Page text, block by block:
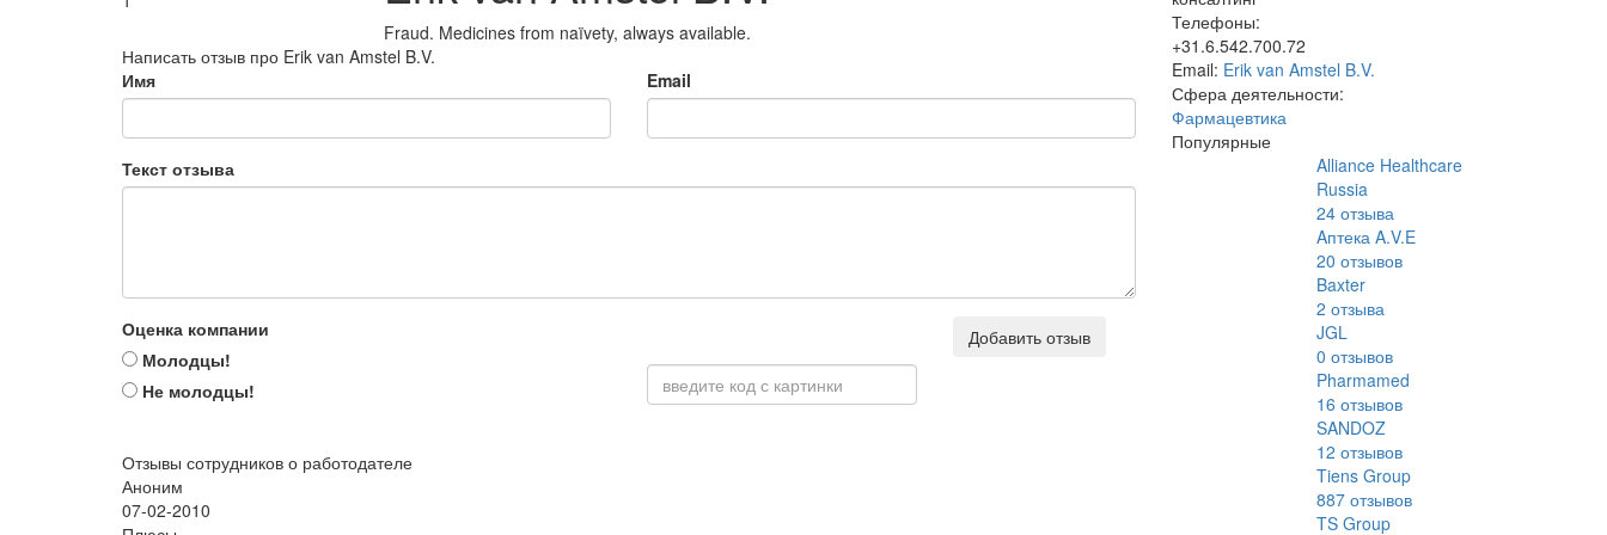
Fraud. Medicines from naïvety, always available.
Написать отзыв про Erik van Amstel B.V.
Имя
Email
Текст отзыва
Оценка компании
Молодцы!
Не молодцы!
Добавить отзыв
Отзывы сотрудников о работодателе
Аноним
07-02-2010
Телефоны:
+31.6.542.700.72
Email: Erik van Amstel B.V.
Сфера деятельности:
Фармацевтика
Популярные
Alliance Healthcare
Russia
24 отзыва
Aптека A.V.E
20 отзывов
Baxter
2 отзыва
JGL
0 отзывов
Pharmamed
16 отзывов
SANDOZ
12 отзывов
Tiens Group
887 отзывов
TS Group